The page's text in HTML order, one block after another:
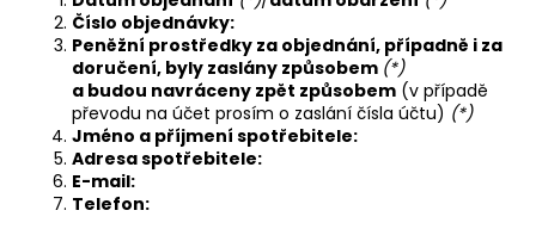
Číslo objednávky:
Peněžní prostředky za objednání, případně i za
doručení, byly zaslány způsobem (*)
a budou navráceny zpět způsobem (v případě
převodu na účet prosím o zaslání čísla účtu) (*)
Jméno a příjmení spotřebitele:
Adresa spotřebitele:
E-mail:
Telefon:
Kč